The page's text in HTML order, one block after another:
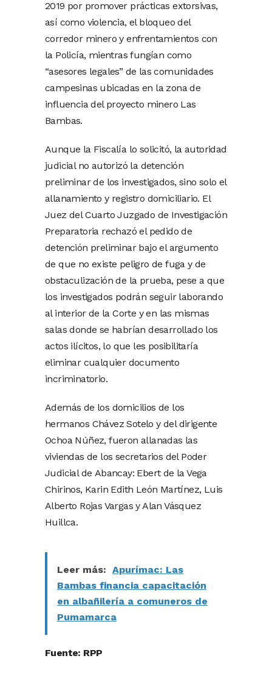
2019 por promover prácticas extorsivas,
así como violencia, el bloqueo del
corredor minero y enfrentamientos con
la Policía, mientras fungían como
“asesores legales” de las comunidades
campesinas ubicadas en la zona de
influencia del proyecto minero Las
Bambas.
Aunque la Fiscalía lo solicitó, la autoridad
judicial no autorizó la detención
preliminar de los investigados, sino solo el
allanamiento y registro domiciliario. El
Juez del Cuarto Juzgado de Investigación
Preparatoria rechazó el pedido de
detención preliminar bajo el argumento
de que no existe peligro de fuga y de
obstaculización de la prueba, pese a que
los investigados podrán seguir laborando
al interior de la Corte y en las mismas
salas donde se habrían desarrollado los
actos ilícitos, lo que les posibilitaría
eliminar cualquier documento
incriminatorio.
Además de los domicilios de los
hermanos Chávez Sotelo y del dirigente
Ochoa Núñez, fueron allanadas las
viviendas de los secretarios del Poder
Judicial de Abancay: Ebert de la Vega
Chirinos, Karin Edith León Martínez, Luis
Alberto Rojas Vargas y Alan Vásquez
Huillca.
Leer más: Apurímac: Las
Bambas financia capacitación
en albañilería a comuneros de
Pumamarca
Fuente: RPP